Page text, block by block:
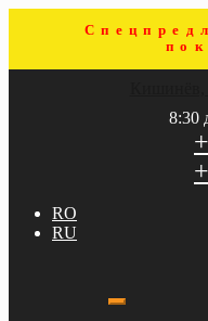
8:30
RO
RU